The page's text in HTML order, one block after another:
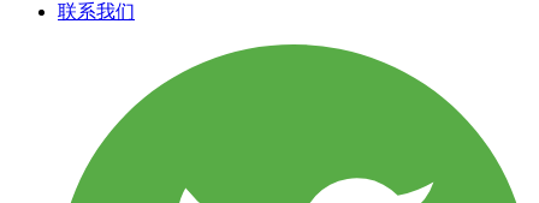
联系我们